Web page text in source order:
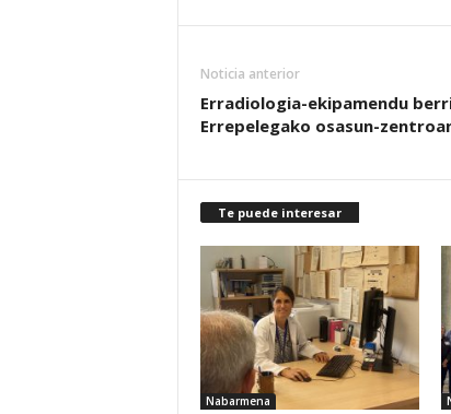
Noticia anterior
Erradiologia-ekipamendu
Errepelegako osasun-
Te puede interesar
Nabarmena